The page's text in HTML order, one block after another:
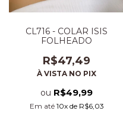
CL716 - COLAR ISIS
FOLHEADO
R$47,49
À VISTA NO PIX
ou R$49,99
Em até 10x de R$6,03